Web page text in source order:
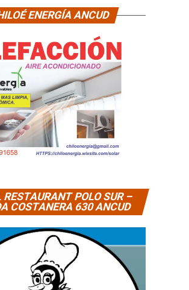
ENERGÍA ANCUD
RESTAURANT POLO SUR –
COSTANERA 630 ANCUD